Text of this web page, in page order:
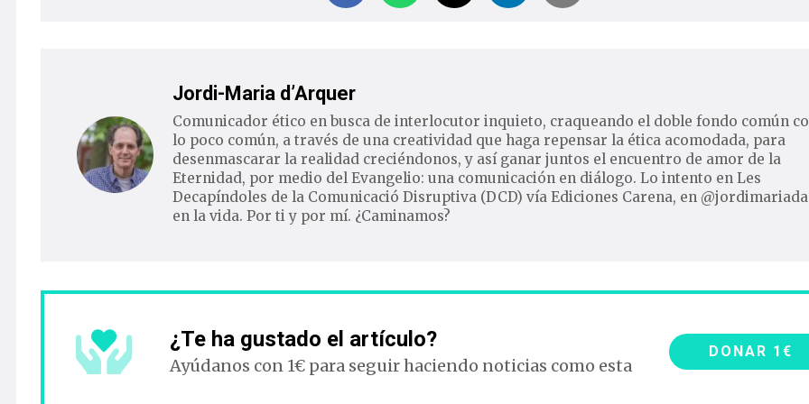
Jordi-Maria d’Arquer
Comunicador ético en busca de interlocutor inquieto, craqueando el doble fondo común
lo poco común, a través de una creatividad que haga repensar la ética acomodada, para
desenmascarar la realidad creciéndonos, y así ganar juntos el encuentro de amor de la
Eternidad, por medio del Evangelio: una comunicación en diálogo. Lo intento en Les
Decapíndoles de la Comunicació Disruptiva (DCD) vía Ediciones Carena, en
en la vida. Por ti y por mí. ¿Caminamos?
¿Te ha gustado el artículo?
Ayúdanos con 1€ para seguir haciendo noticias como esta
DONAR 1€